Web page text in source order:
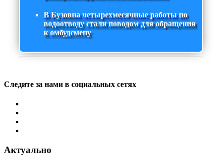
В Бузовна четырехмесячные работы по
водоотводу стали поводом для обращения
к омбудсмену
Следите за нами в социальных сетях
Актуально